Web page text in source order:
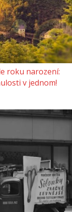
roku narození:
v jednom!